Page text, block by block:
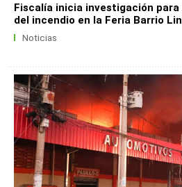
Fiscalía inicia investigación
del incendio en la Feria Barrio
Noticias